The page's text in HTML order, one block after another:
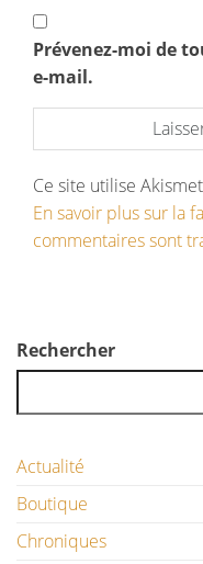
Prévenez-moi de
e-mail.
Ce site utilise
En savoir plus sur la
commentaires sont
Rechercher
Actualité
Boutique
Chroniques